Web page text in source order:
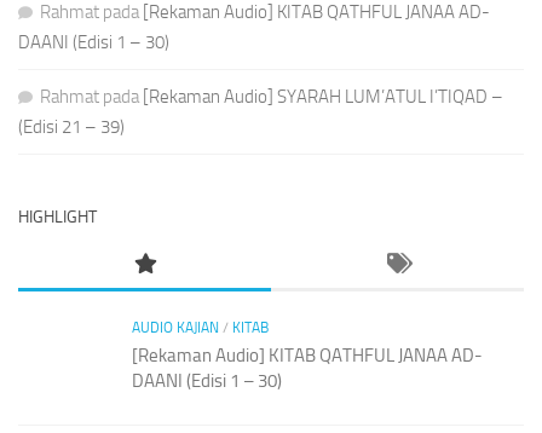
Rahmat pada [Rekaman Audio] KITAB QATHFUL JANAA AD-
DAANI (Edisi 1 – 30)
Rahmat pada [Rekaman Audio] SYARAH LUM’ATUL I’TIQAD –
(Edisi 21 – 39)
HIGHLIGHT
AUDIO KAJIAN / KITAB
[Rekaman Audio] KITAB QATHFUL JANAA AD-
DAANI (Edisi 1 – 30)